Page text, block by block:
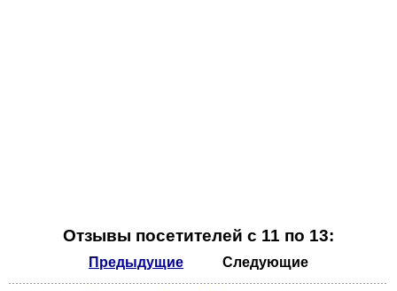
Отзывы посетителей с 11 по 13:
Предыдущие Следующие